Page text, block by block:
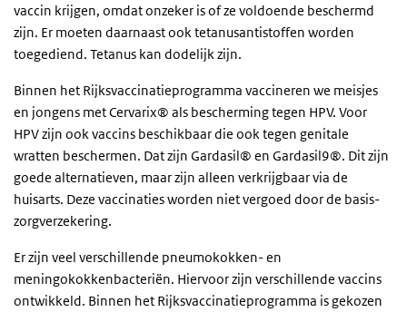
vaccin krijgen, omdat onzeker is of ze voldoende beschermd
zijn. Er moeten daarnaast ook tetanusantistoffen worden
toegediend. Tetanus kan dodelijk zijn.
Binnen het Rijksvaccinatieprogramma vaccineren we meisjes
en jongens met Cervarix® als bescherming tegen HPV. Voor
HPV zijn ook vaccins beschikbaar die ook tegen genitale
wratten beschermen. Dat zijn Gardasil® en Gardasil9®. Dit zijn
goede alternatieven, maar zijn alleen verkrijgbaar via de
huisarts. Deze vaccinaties worden niet vergoed door de basis-
zorgverzekering.
Er zijn veel verschillende pneumokokken- en
meningokokkenbacteriën. Hiervoor zijn verschillende vaccins
ontwikkeld. Binnen het Rijksvaccinatieprogramma is gekozen